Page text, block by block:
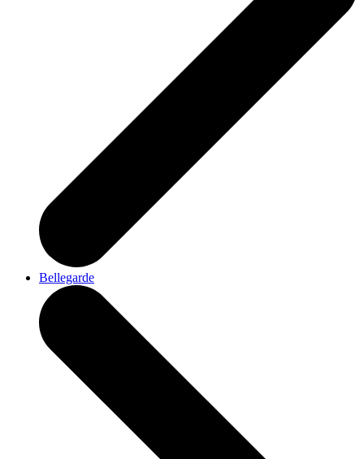
Bellegarde